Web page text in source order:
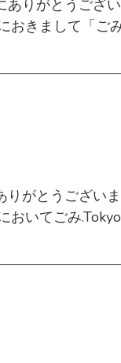
理解のほどよ
りがとうござい
きまして「ご
ございます。
卒ご了承くだ
がとうございま
いてごみ